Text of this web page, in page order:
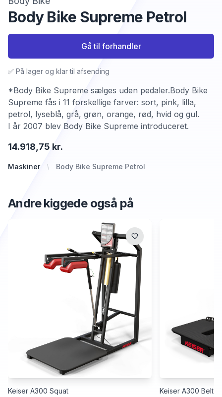
Body Bike Supreme Petrol
Maskiner Body Bike Supreme Petrol
14.918,75 kr.
*Body Bike Supreme sælges uden pedaler.Body Bike
Supreme fås i 11 forskellige farver: sort, pink, lilla,
petrol, lyseblå, grå, grøn, orange, rød, hvid og gul.
I år 2007 blev Body Bike Supreme introduceret.
✅ På lager og klar til afsending
Gå til forhandler
Andre kiggede også på
Keiser A300 Squat Keiser A300 Belt